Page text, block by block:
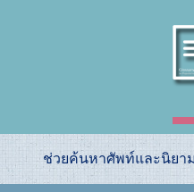
ช่วยค้นหาศัพท์และนิยา